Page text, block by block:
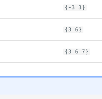
{-3 3}
{3 6}
{3 6 7}